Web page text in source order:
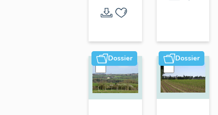
l'opération
Dossier Dossier